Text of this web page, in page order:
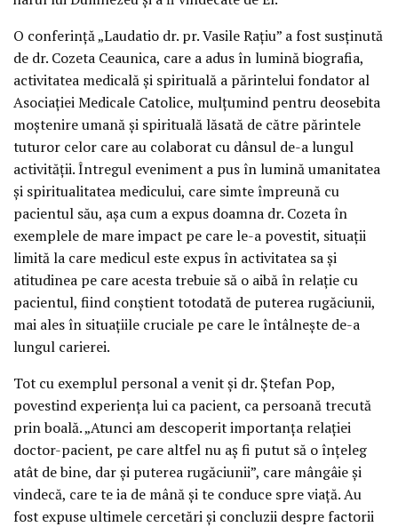
O conferință „Laudatio dr. pr. Vasile Rațiu” a fost susținută
de dr. Cozeta Ceaunica, care a adus în lumină biografia,
activitatea medicală și spirituală a părintelui fondator al
Asociației Medicale Catolice, mulțumind pentru deosebita
moștenire umană și spirituală lăsată de către părintele
tuturor celor care au colaborat cu dânsul de-a lungul
activității. Întregul eveniment a pus în lumină umanitatea
și spiritualitatea medicului, care simte împreună cu
pacientul său, așa cum a expus doamna dr. Cozeta în
exemplele de mare impact pe care le-a povestit, situații
limită la care medicul este expus în activitatea sa și
atitudinea pe care acesta trebuie să o aibă în relație cu
pacientul, fiind conștient totodată de puterea rugăciunii,
mai ales în situațiile cruciale pe care le întâlnește de-a
lungul carierei.
Tot cu exemplul personal a venit și dr. Ștefan Pop,
povestind experiența lui ca pacient, ca persoană trecută
prin boală. „Atunci am descoperit importanța relației
doctor-pacient, pe care altfel nu aș fi putut să o înțeleg
atât de bine, dar și puterea rugăciunii”, care mângâie și
vindecă, care te ia de mână și te conduce spre viață. Au
fost expuse ultimele cercetări și concluzii despre factorii